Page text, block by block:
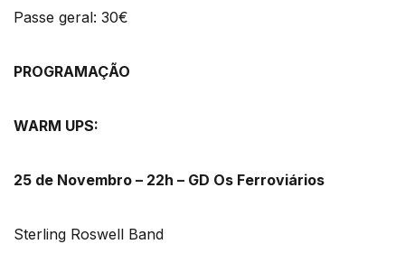
Passe geral: 30€
PROGRAMAÇÃO
WARM UPS:
25 de Novembro – 22h – GD Os Ferroviários
Sterling Roswell Band